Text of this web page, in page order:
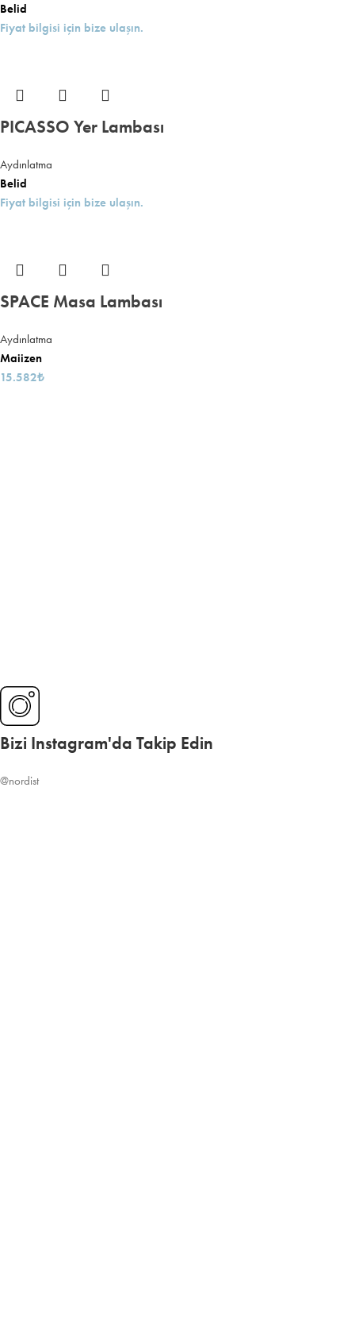
Belid
Fiyat bilgisi için bize ulaşın.
PICASSO Yer Lambası
Aydınlatma
Belid
Fiyat bilgisi için bize ulaşın.
SPACE Masa Lambası
Aydınlatma
Maiizen
15.582₺
Bizi Instagram'da Takip Edin
@nordist